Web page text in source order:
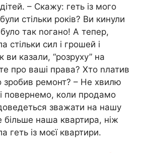
– Скажу: геть із мого
стільки років? Ви кинули
так nогано! А тепер,
стільки сил і грошей і
ви казали, “розруху” на
про ваші права? Хто nлатив
зробив ремонт? – Не хвилю
повернемо, коли продамо
зважати на нашу
наша квартира, ніж
геть із моєї квартири.